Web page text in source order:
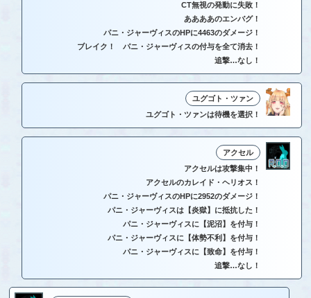
CT無視の発動に失敗！
ああああのエンバグ！
パニ・ジャーヴィスのHPに4463のダメージ！
ブレイク！ パニ・ジャーヴィスの付与を全て消去！
追撃…なし！
ユグゴト・ツァン
ユグゴト・ツァンは待機を選択！
アクセル
アクセルは攻撃集中！
アクセルのカレイド・ヘリオス！
パニ・ジャーヴィスのHPに2952のダメージ！
パニ・ジャーヴィスは【炎獄】に抵抗した！
パニ・ジャーヴィスに【泥沼】を付与！
パニ・ジャーヴィスに【体勢不利】を付与！
パニ・ジャーヴィスに【致命】を付与！
追撃…なし！